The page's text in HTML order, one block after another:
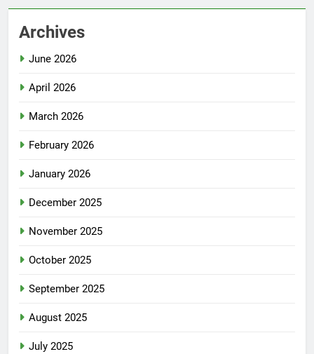
Archives
June 2026
April 2026
March 2026
February 2026
January 2026
December 2025
November 2025
October 2025
September 2025
August 2025
July 2025